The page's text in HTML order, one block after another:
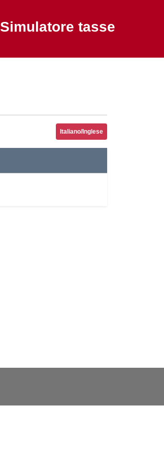
Simulatore tasse
Italiano/Inglese